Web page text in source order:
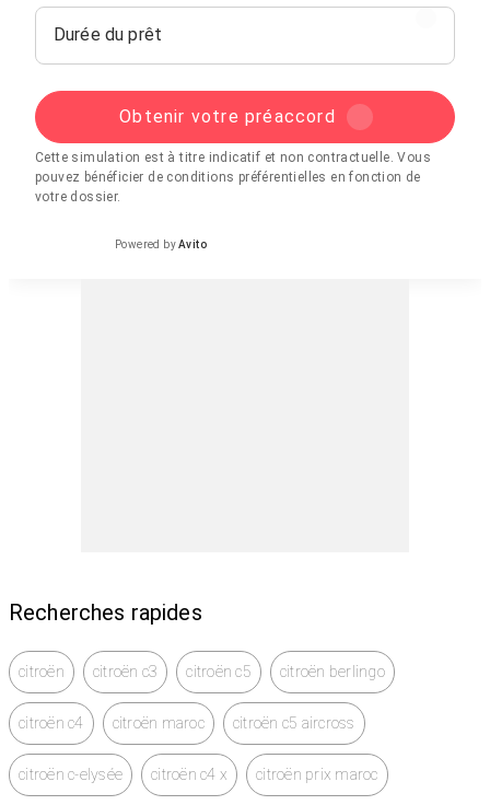
Durée du prêt
Obtenir votre préaccord
Cette simulation est à titre indicatif et non contractuelle. Vous
pouvez bénéficier de conditions préférentielles en fonction de
votre dossier.
Powered byAvito
Recherches rapides
citroën citroën c3 citroën c5 citroën berlingo
citroën c4 citroën maroc citroën c5 aircross
citroën c-elysée citroën c4 x citroën prix maroc